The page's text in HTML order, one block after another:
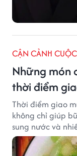
CẬN CẢNH
Những món
thời điểm
Thời điểm giao
không chỉ giúp
sung nước và
là một số món
gia đình.